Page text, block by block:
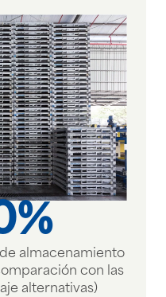
almacenamiento
con las
alternativas)